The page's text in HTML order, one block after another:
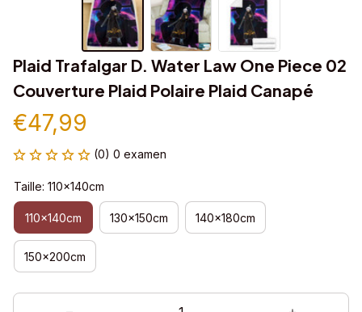
Plaid Trafalgar D. Water Law One Piece 02
Couverture Plaid Polaire Plaid Canapé
€47,99
(0) 0 examen
Taille: 110x140cm
110x140cm 130x150cm 140x180cm
150x200cm